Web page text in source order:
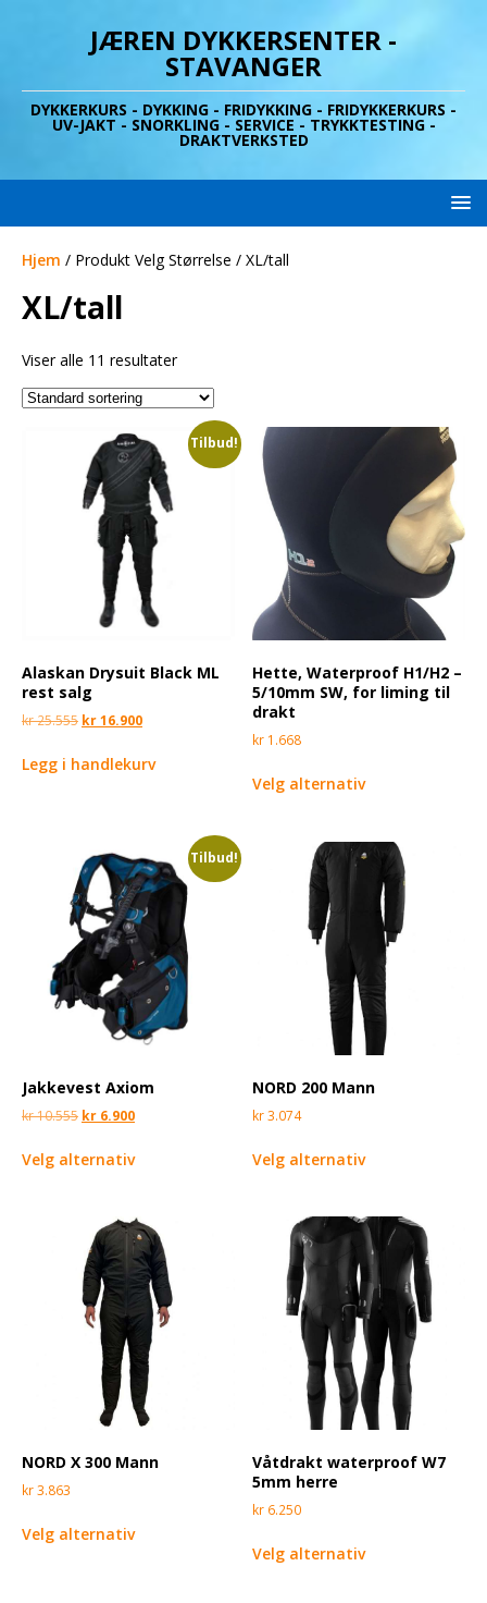
JÆREN DYKKERSENTER -
STAVANGER
DYKKERKURS - DYKKING - FRIDYKKING - FRIDYKKERKURS -
UV-JAKT - SNORKLING - SERVICE - TRYKKTESTING -
DRAKTVERKSTED
Hjem / Produkt Velg Størrelse / XL/tall
XL/tall
Viser alle 11 resultater
Tilbud!
Alaskan Drysuit Black ML
rest salg
kr25.555 kr16.900
Legg i handlekurv
Hette, Waterproof H1/H2 –
5/10mm SW, for liming til
drakt
kr 1.668
Velg alternativ
Tilbud!
Jakkevest Axiom
kr10.555 kr 6.900
Velg alternativ
NORD 200 Mann
kr3.074
Velg alternativ
NORD X 300 Mann
kr3.863
Velg alternativ
Våtdrakt waterproof W7
5mm herre
kr 6.250
Velg alternativ